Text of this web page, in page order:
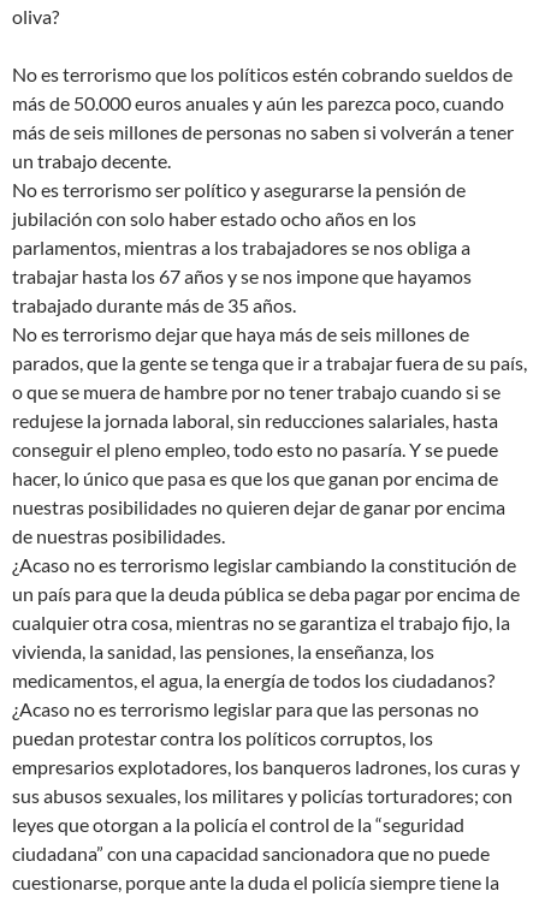
oliva?
No es terrorismo que los políticos estén cobrando sueldos de
más de 50.000 euros anuales y aún les parezca poco, cuando
más de seis millones de personas no saben si volverán a tener
un trabajo decente.
No es terrorismo ser político y asegurarse la pensión de
jubilación con solo haber estado ocho años en los
parlamentos, mientras a los trabajadores se nos obliga a
trabajar hasta los 67 años y se nos impone que hayamos
trabajado durante más de 35 años.
No es terrorismo dejar que haya más de seis millones de
parados, que la gente se tenga que ir a trabajar fuera de su país,
o que se muera de hambre por no tener trabajo cuando si se
redujese la jornada laboral, sin reducciones salariales, hasta
conseguir el pleno empleo, todo esto no pasaría. Y se puede
hacer, lo único que pasa es que los que ganan por encima de
nuestras posibilidades no quieren dejar de ganar por encima
de nuestras posibilidades.
¿Acaso no es terrorismo legislar cambiando la constitución de
un país para que la deuda pública se deba pagar por encima de
cualquier otra cosa, mientras no se garantiza el trabajo fijo, la
vivienda, la sanidad, las pensiones, la enseñanza, los
medicamentos, el agua, la energía de todos los ciudadanos?
¿Acaso no es terrorismo legislar para que las personas no
puedan protestar contra los políticos corruptos, los
empresarios explotadores, los banqueros ladrones, los curas y
sus abusos sexuales, los militares y policías torturadores; con
leyes que otorgan a la policía el control de la “seguridad
ciudadana” con una capacidad sancionadora que no puede
cuestionarse, porque ante la duda el policía siempre tiene la